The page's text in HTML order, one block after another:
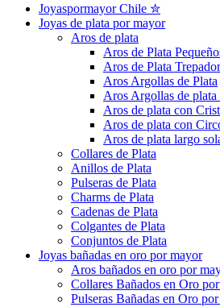
Joyaspormayor Chile ✮
Joyas de plata por mayor
Aros de plata
Aros de Plata
Aros de Plata
Aros Argollas de Plata
Aros Argollas de plata
Aros de plata con
Aros de plata con
Aros de plata largo
Collares de Plata
Anillos de Plata
Pulseras de Plata
Charms de Plata
Cadenas de Plata
Colgantes de Plata
Conjuntos de Plata
Joyas bañadas en oro por mayor
Aros bañados en oro por
Collares Bañados en Oro
Pulseras Bañadas en Oro